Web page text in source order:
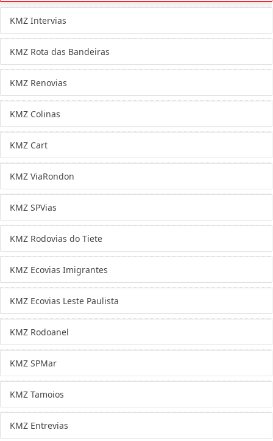
KMZ Intervias
KMZ Rota das Bandeiras
KMZ Renovias
KMZ Colinas
KMZ Cart
KMZ ViaRondon
KMZ SPVias
KMZ Rodovias do Tiete
KMZ Ecovias Imigrantes
KMZ Ecovias Leste Paulista
KMZ Rodoanel
KMZ SPMar
KMZ Tamoios
KMZ Entrevias